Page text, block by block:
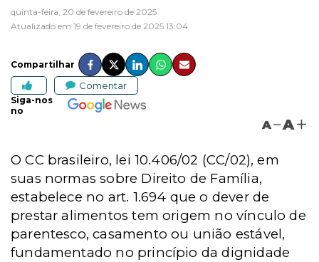
quinta-feira, 20 de fevereiro de 2025
Atualizado em 19 de fevereiro de 2025 13:04
Compartilhar
Comentar
Siga-nos
no
A A
O CC brasileiro, lei 10.406/02 (CC/02), em
suas normas sobre Direito de Família,
estabelece no art. 1.694 que o dever de
prestar alimentos tem origem no vínculo de
parentesco, casamento ou união estável,
fundamentado no princípio da dignidade